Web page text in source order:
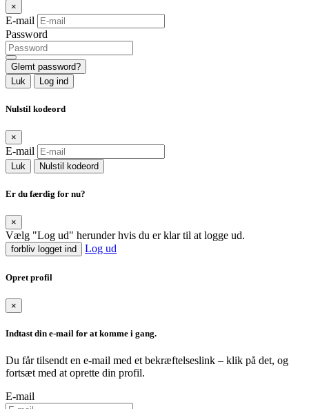
×
E-mail
Password
Glemt password?
Luk
Log ind
Nulstil kodeord
×
E-mail
Luk Nulstil kodeord
Er du færdig for nu?
×
Vælg "Log ud" herunder hvis du er klar til at logge ud.
forbliv logget ind Log ud
Opret profil
×
Indtast din e-mail for at komme i gang.
Du får tilsendt en e-mail med et bekræftelseslink – klik på det, og
fortsæt med at oprette din profil.
E-mail